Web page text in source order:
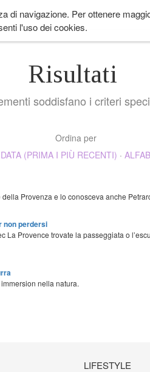
COME IN PROVENZA
navigazione. Per ottenere
l'uso dei cookies.
Risultati
soddisfano i criteri
Ordina per
DATA (PRIMA I PIÙ RECENTI) ·
Provenza e lo conosceva anche
non perdersi
La Provence trovate la passeggiata o
nella natura.
LIFESTYLE